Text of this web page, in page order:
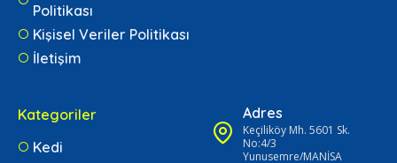
Politikası
Kişisel Veriler Politikası
İletişim
Kategoriler
Kedi
Adres
Keçiliköy Mh. 5601 Sk.
No:4/3
Yunusemre/MANİSA